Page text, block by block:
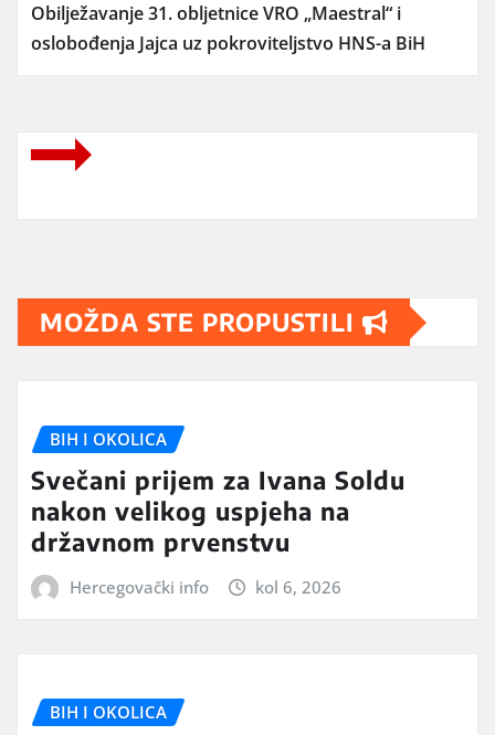
Obilježavanje 31. obljetnice VRO „Maestral“ i
oslobođenja Jajca uz pokroviteljstvo HNS-a BiH
MOŽDA STE PROPUSTILI
BIH I OKOLICA
Svečani prijem za Ivana Soldu
nakon velikog uspjeha na
državnom prvenstvu
Hercegovački info kol 6, 2026
BIH I OKOLICA